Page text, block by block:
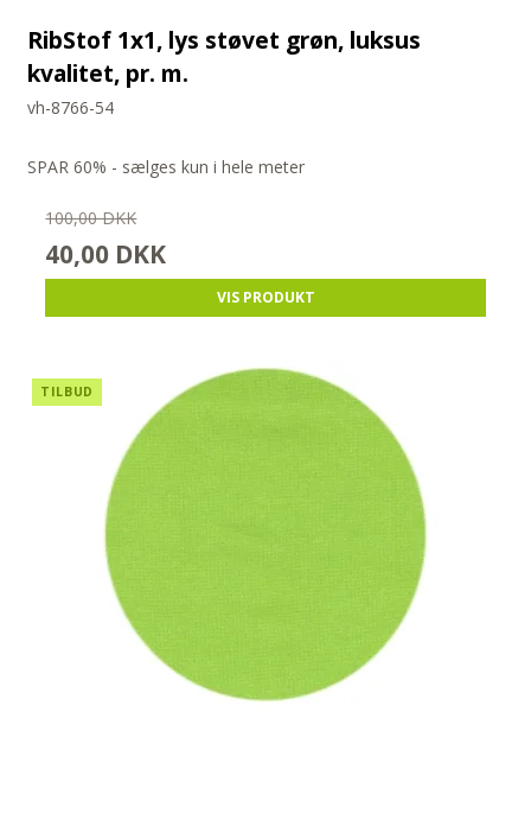
RibStof 1x1, lys støvet grøn, luksus
kvalitet, pr. m.
vh-8766-54
SPAR 60% - sælges kun i hele meter
100,00 DKK
40,00 DKK
VIS PRODUKT
TILBUD